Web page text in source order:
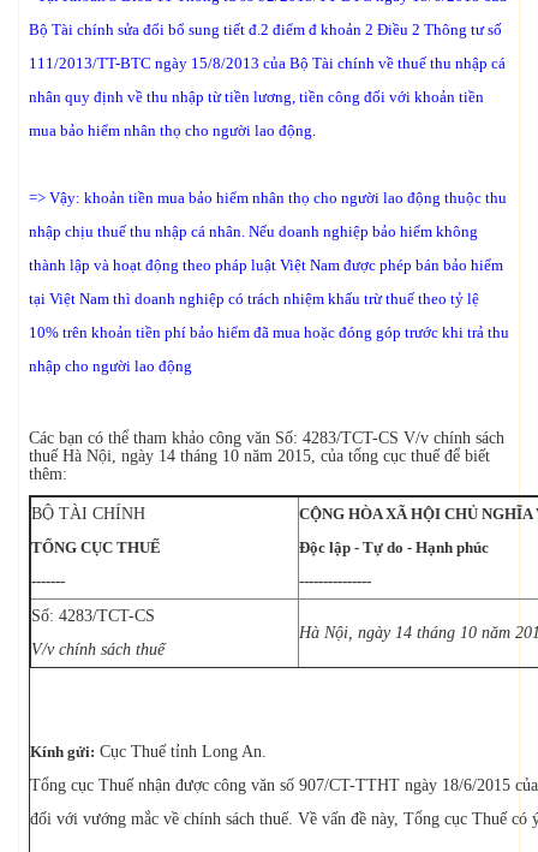
Bộ Tài chính sửa đổi bổ sung tiết đ.2 điểm đ khoản 2 Điều 2 Thông tư số
111/2013/TT-BTC ngày 15/8/2013 của Bộ Tài chính về thuế thu nhập cá
nhân quy định về thu nhập từ tiền lương, tiền công đối với khoản tiền
mua bảo hiểm nhân thọ cho người lao động.
=> Vậy: khoản tiền mua bảo hiểm nhân thọ cho người lao động thuộc thu
nhập chịu thuế thu nhập cá nhân. Nếu doanh nghiệp bảo hiểm không
thành lập và hoạt động theo pháp luật Việt Nam được phép bán bảo hiểm
tại Việt Nam thì doanh nghiệp có trách nhiệm khấu trừ thuế theo tỷ lệ
10% trên khoản tiền phí bảo hiểm đã mua hoặc đóng góp trước khi trả thu
nhập cho người lao động
Các bạn có thể tham khảo công văn Số: 4283/TCT-CS V/v chính sách
thuế Hà Nội, ngày 14 tháng 10 năm 2015, của tổng cục thuế để biết
thêm:
BỘ TÀI CHÍNH
TỔNG CỤC THUẾ
-------
CỘNG HÒA XÃ HỘI CHỦ
Độc lập - Tự do - Hạnh phúc
---------------
Số: 4283/TCT-CS
V/v chính sách thuế
Hà Nội, ngày 14 tháng 10 năm
Kính gửi: Cục Thuế tỉnh Long An.
Tổng cục Thuế nhận được công văn số 907/CT-TTHT ngày 18/6/2015
đối với vướng mắc về chính sách thuế. Về vấn đề này, Tổng cục Thuế có